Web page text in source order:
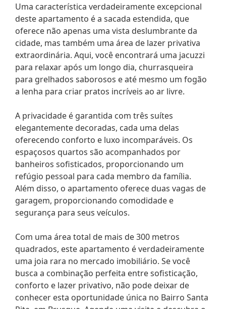
Uma característica verdadeiramente excepcional
deste apartamento é a sacada estendida, que
oferece não apenas uma vista deslumbrante da
cidade, mas também uma área de lazer privativa
extraordinária. Aqui, você encontrará uma jacuzzi
para relaxar após um longo dia, churrasqueira
para grelhados saborosos e até mesmo um fogão
a lenha para criar pratos incríveis ao ar livre.
A privacidade é garantida com três suítes
elegantemente decoradas, cada uma delas
oferecendo conforto e luxo incomparáveis. Os
espaçosos quartos são acompanhados por
banheiros sofisticados, proporcionando um
refúgio pessoal para cada membro da família.
Além disso, o apartamento oferece duas vagas de
garagem, proporcionando comodidade e
segurança para seus veículos.
Com uma área total de mais de 300 metros
quadrados, este apartamento é verdadeiramente
uma joia rara no mercado imobiliário. Se você
busca a combinação perfeita entre sofisticação,
conforto e lazer privativo, não pode deixar de
conhecer esta oportunidade única no Bairro Santa